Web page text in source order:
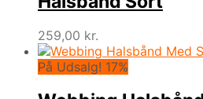
259,00 kr.
På Udsalg! 17%